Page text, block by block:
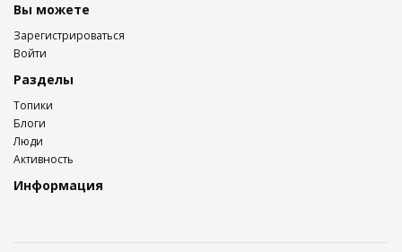
Вы можете
Зарегистрироваться
Войти
Разделы
Топики
Блоги
Люди
Активность
Информация